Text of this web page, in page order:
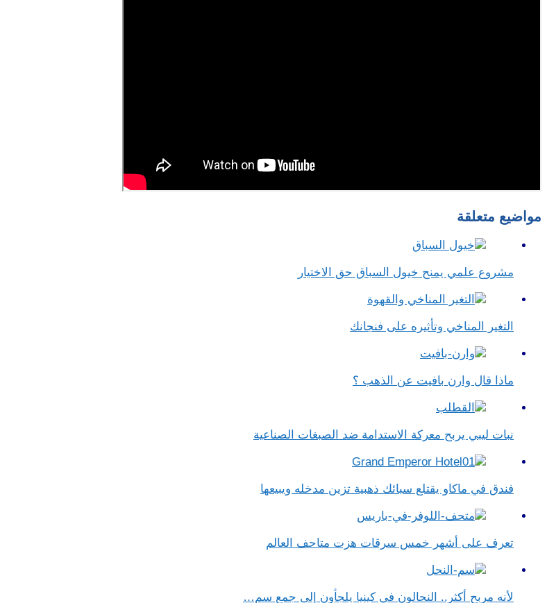
مواضيع متعلقة
مشروع علمي يمنح خيول السباق حق الاختيار
التغير المناخي وتأثيره على فنجانك
ماذا قال وارن بافيت عن الذهب ؟
نبات ليبي يربح معركة الاستدامة ضد الصبغات الصناعية
فندق في ماكاو يقتلع سبائك ذهبية تزين مدخله ويبيعها
تعرف على أشهر خمس سرقات هزت متاحف العالم
لأنه مربح أكثر.. النحالون في كينيا يلجأون إلى جمع سم…